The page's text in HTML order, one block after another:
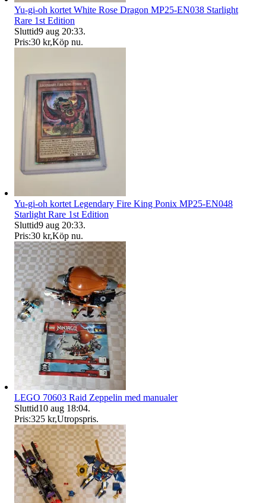
Yu-gi-oh kortet White Rose Dragon MP25-EN038 Starlight
Rare 1st Edition
Sluttid9 aug 20:33.
Pris:30 kr,Köp nu.
Yu-gi-oh kortet Legendary Fire King Ponix MP25-EN048
Starlight Rare 1st Edition
Sluttid9 aug 20:33.
Pris:30 kr,Köp nu.
LEGO 70603 Raid Zeppelin med manualer
Sluttid10 aug 18:04.
Pris:325 kr,Utropspris.